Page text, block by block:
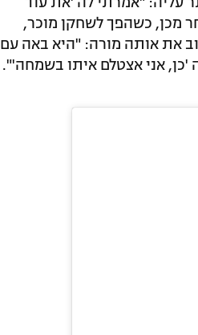
מכן, כשהפך לשחקן מוכר,
את אותה מורה: "היא באה עם
'כן, אני אצטלם איתו בשמחה'".